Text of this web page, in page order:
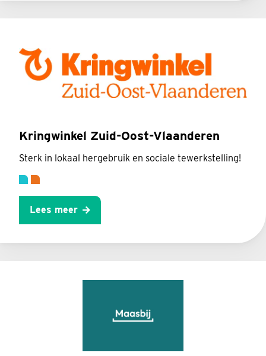
Kringwinkel Zuid-Oost-Vlaanderen
Sterk in lokaal hergebruik en sociale tewerkstelling!
Lees meer